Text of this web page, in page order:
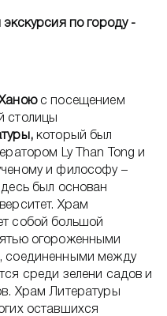
по городу -
c посещением
столицы
который был
Ly Than Tong и
и философу –
был основан
Храм
собой большой
огороженными
соединенными между
среди зелени садов и
Храм Литературы
оставшихся